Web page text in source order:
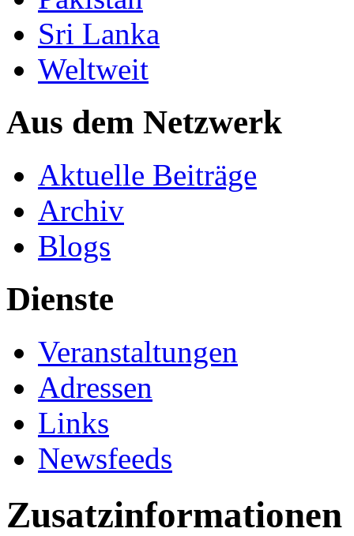
Sri Lanka
Weltweit
Aus dem Netzwerk
Aktuelle Beiträge
Archiv
Blogs
Dienste
Veranstaltungen
Adressen
Links
Newsfeeds
Zusatzinformationen